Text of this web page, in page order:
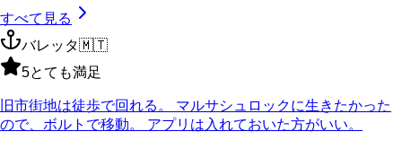
すべて見る
バレッタ🇲🇹
5とても満足
旧市街地は徒歩で回れる。 マルサシュロックに生きたかった
ので、ボルトで移動。 アプリは入れておいた方がいい。